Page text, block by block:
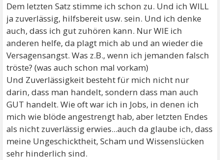
Dem letzten Satz stimme ich schon zu. Und ich WILL
ja zuverlässig, hilfsbereit usw. sein. Und ich denke
auch, dass ich gut zuhören kann. Nur WIE ich
anderen helfe, da plagt mich ab und an wieder die
Versagensangst. Was z.B., wenn ich jemanden falsch
tröste? (was auch schon mal vorkam)
Und Zuverlässigkeit besteht für mich nicht nur
darin, dass man handelt, sondern dass man auch
GUT handelt. Wie oft war ich in Jobs, in denen ich
mich wie blöde angestrengt hab, aber letzten Endes
als nicht zuverlässig erwies...auch da glaube ich, dass
meine Ungeschicktheit, Scham und Wissenslücken
sehr hinderlich sind.